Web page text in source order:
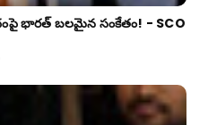
భారత్ బలమైన సంకేతం! - SCO